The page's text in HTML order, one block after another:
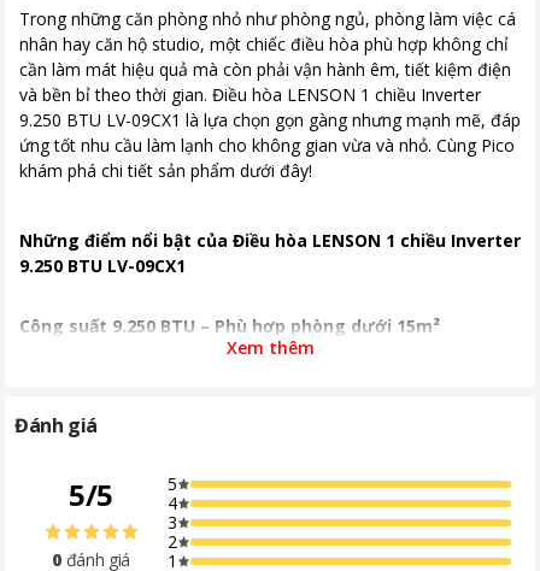
Nơi sản xuất
Thái Lan
Thời gian bảo hành
24 tháng
Công nghệ tiết kiệm
điện
Công nghệ Inverter
Chế độ gió
Lưu lượng gió 540 m3/h
lượng dàn lạnh
Từ 2 - 5 triệu
Trong những căn phòng nhỏ như phòng ngủ, phòng làm việc cá
nhân hay căn hộ studio, một chiếc điều hòa phù hợp không chỉ
cần làm mát hiệu quả mà còn phải vận hành êm, tiết kiệm điện
và bền bỉ theo thời gian. Điều hòa LENSON 1 chiều Inverter
9.250 BTU LV-09CX1 là lựa chọn gọn gàng nhưng mạnh mẽ, đáp
ứng tốt nhu cầu làm lạnh cho không gian vừa và nhỏ. Cùng Pico
khám phá chi tiết sản phẩm dưới đây!
Những điểm nổi bật của Điều hòa LENSON 1 chiều Inverter
9.250 BTU LV-09CX1
Công suất 9.250 BTU – Phù hợp phòng dưới 15m²
phòng ngủ nhỏ hoặc phòng làm việc cá nhân. Công suất điện
năng ổn định và phù hợp với hệ thống điện dân dụng phổ biến.
Xem thêm
Đánh giá
5/5
0 đánh giá
5
4
3
2
1